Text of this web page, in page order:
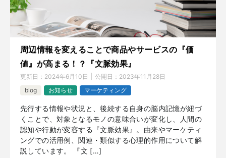
周辺情報を変えることで商品やサービスの『価
値』が高まる！？『文脈効果』
更新日： 2024年6月10日 公開日： 2023年11月28日
blog
お知らせ マーケティング
先行する情報や状況と、後続する自身の脳内記憶が紐づ
くことで、対象となるモノの意味合いが変化し、人間の
認知や行動が変容する『文脈効果』。由来やマーケティ
ングでの活用例、関連・類似する心理的作用について解
説しています。 『文 […]